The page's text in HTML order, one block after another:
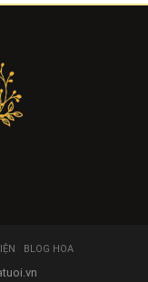
BLOG HOA